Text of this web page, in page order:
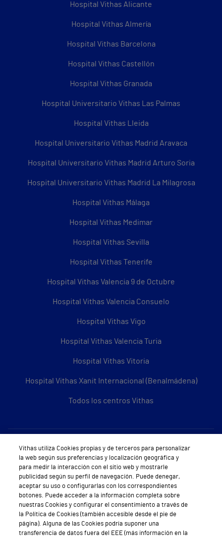
Hospital Vithas Alicante
Hospital Vithas Almería
Hospital Vithas Barcelona
Hospital Vithas Castellón
Hospital Vithas Granada
Hospital Universitario Vithas Las Palmas
Hospital Vithas Lleida
Hospital Universitario Vithas Madrid Aravaca
Hospital Universitario Vithas Madrid Arturo Soria
Hospital Universitario Vithas Madrid La Milagrosa
Hospital Vithas Málaga
Hospital Vithas Medimar
Hospital Vithas Sevilla
Hospital Vithas Tenerife
Hospital Vithas Valencia 9 de Octubre
Hospital Vithas Valencia Consuelo
Hospital Vithas Vigo
Hospital Vithas Valencia Turia
Hospital Vithas Vitoria
Hospital Vithas Xanit Internacional (Benalmádena)
Todos los centros Vithas
Sobre Vithas
Quiénes somos
Trabajar en Vithas
Teléfono Cita Médica
Teléfono Atención al Cliente
Vithas utiliza Cookies propias y de terceros para personalizar
la web según sus preferencias y localización geográfica y
para medir la interacción con el sitio web y mostrarle
publicidad según su perfil de navegación. Puede denegar,
aceptar su uso o configurarlas con los correspondientes
botones. Puede acceder a la información completa sobre
nuestras Cookies y configurar el consentimiento a través de
la Política de Cookies (también accesible desde el pie de
página). Alguna de las Cookies podría suponer una
transferencia de datos fuera del EEE (más información en la